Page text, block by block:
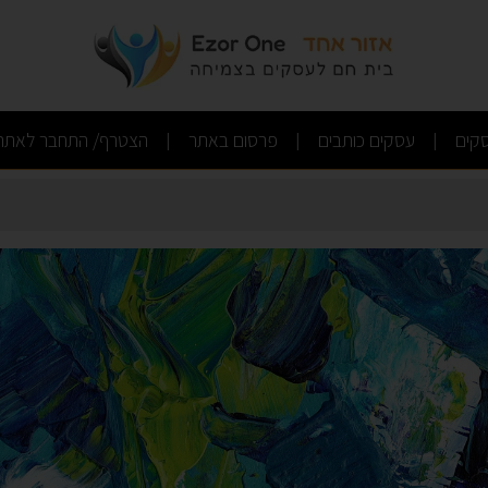
| עסקים כותבים | פרסום באתר | הצטרף/ התחבר